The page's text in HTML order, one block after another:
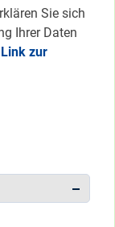
Sie sich
Ihrer Daten
Link zur